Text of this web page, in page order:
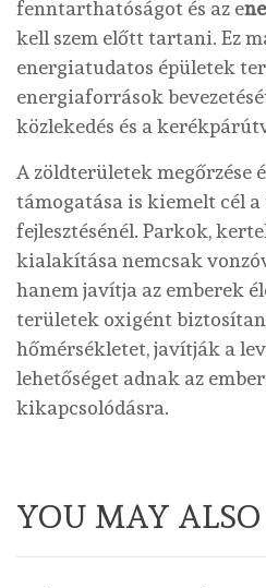
fenntarthatóságot és az e
kell szem előtt tartani. Ez
energiatudatos épületek
energiaforrások
közlekedés és a
A zöldterületek megőrzése
támogatása is kiemelt cél a
fejlesztésénél. Parkok,
kialakítása nemcsak
hanem javítja az emberek
területek oxigént
hőmérsékletet, javítják a
lehetőséget adnak az
kikapcsolódásra.
YOU MAY